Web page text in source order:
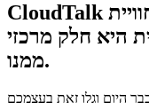
CloudTalk הוא פתרון מונחה נתונים לחוויית
היא חלק מרכזי
ממנו.